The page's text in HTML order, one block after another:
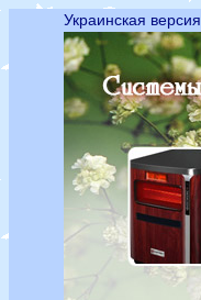
Украинская